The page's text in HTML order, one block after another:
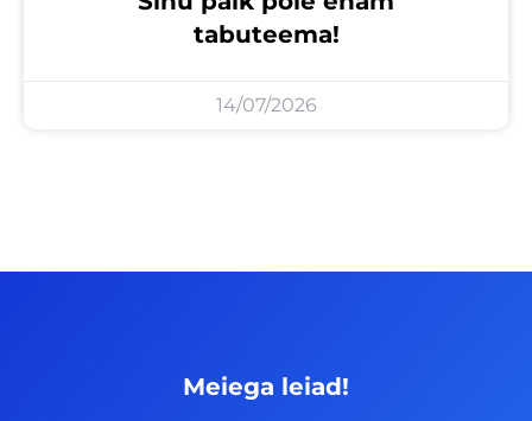
tabuteema!
14/07/2026
Meiega leiad!